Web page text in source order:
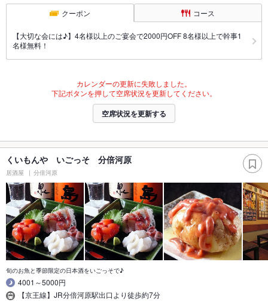
クーポン コース
【大切な会には♪】4名様以上のご宴会で2000円OFF 8名様以上で幹事1
名様無料！
カレンダーの更新に失敗しました。
下記ボタンを押して空席状況を更新してください。
空席状況を更新する
くいもんや いごっそ 分倍河原
居酒屋 分倍河原
旬のお魚と季節限定の日本酒をいごっそで♪
4001～5000円
【京王線】JR分倍河原駅出口より徒歩約7分